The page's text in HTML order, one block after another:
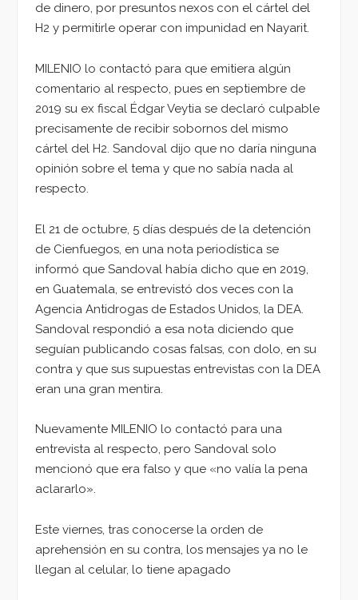
de dinero, por presuntos nexos con el cártel del
H2 y permitirle operar con impunidad en Nayarit.
MILENIO lo contactó para que emitiera algún
comentario al respecto, pues en septiembre de
2019 su ex fiscal Édgar Veytia se declaró culpable
precisamente de recibir sobornos del mismo
cártel del H2. Sandoval dijo que no daría ninguna
opinión sobre el tema y que no sabía nada al
respecto.
El 21 de octubre, 5 días después de la detención
de Cienfuegos, en una nota periodística se
informó que Sandoval había dicho que en 2019,
en Guatemala, se entrevistó dos veces con la
Agencia Antidrogas de Estados Unidos, la DEA.
Sandoval respondió a esa nota diciendo que
seguían publicando cosas falsas, con dolo, en su
contra y que sus supuestas entrevistas con la DEA
eran una gran mentira.
Nuevamente MILENIO lo contactó para una
entrevista al respecto, pero Sandoval solo
mencionó que era falso y que «no valía la pena
aclararlo».
Este viernes, tras conocerse la orden de
aprehensión en su contra, los mensajes ya no le
llegan al celular, lo tiene apagado